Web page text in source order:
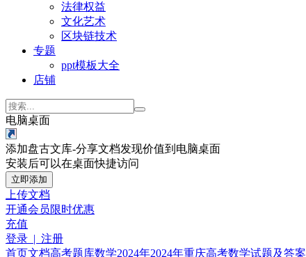
法律权益
文化艺术
区块链技术
专题
ppt模板大全
店铺
电脑桌面
添加盘古文库-分享文档发现价值到电脑桌面
安装后可以在桌面快捷访问
立即添加
上传文档
开通会员限时优惠
充值
登录 | 注册
首页文档高考题库数学2024年2024年重庆高考数学试题及答案